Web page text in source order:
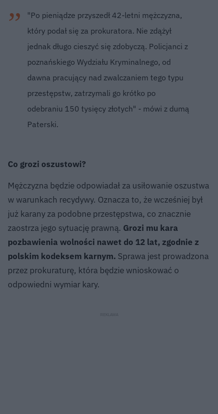
"Po pieniądze przyszedł 42-letni mężczyzna,
który podał się za prokuratora. Nie zdążył
jednak długo cieszyć się zdobyczą. Policjanci z
poznańskiego Wydziału Kryminalnego, od
dawna pracujący nad zwalczaniem tego typu
przestępstw, zatrzymali go krótko po
odebraniu 150 tysięcy złotych" - mówi z dumą
Paterski.
Co grozi oszustowi?
Mężczyzna będzie odpowiadał za usiłowanie oszustwa
w warunkach recydywy. Oznacza to, że wcześniej był
już karany za podobne przestępstwa, co znacznie
zaostrza jego sytuację prawną. Grozi mu kara
pozbawienia wolności nawet do 12 lat, zgodnie z
polskim kodeksem karnym. Sprawa jest prowadzona
przez prokuraturę, która będzie wnioskować o
odpowiedni wymiar kary.